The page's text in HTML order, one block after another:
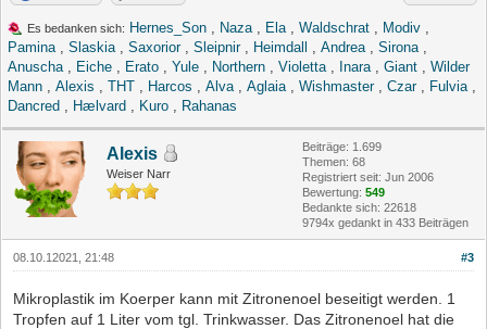
Es bedanken sich: Hernes_Son Naza Ela Waldschrat Modiv
Pamina
Slaskia Saxorior, Sleipnir, Heimdall Andrea Sirona
Anuscha
Eiche Erato Yule Northern Violetta Inara Giant
Wilder
Mann
Alexis THT Harcos Alva Aglaia Wishmaster, Czar, Fulvia
Dancred
Hælvard Kuro Rahanas
Alexis
Weiser Narr
Beiträge: 1.699
Themen: 68
Registriert seit: Jun 2006
Bewertung: 549
Bedankte sich: 22618
9794x gedankt in 433 Beiträgen
#3
08.10.12021, 21:48
Mikroplastik im Koerper kann mit Zitronenoel beseitigt werden. 1
Tropfen auf 1 Liter vom tgl. Trinkwasser. Das Zitronenoel hat die